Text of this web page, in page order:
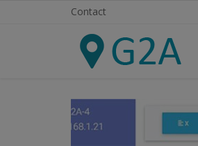
Contact